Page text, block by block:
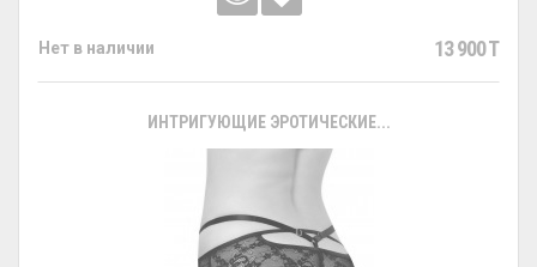
Нет в наличии 13 900 T
ИНТРИГУЮЩИЕ ЭРОТИЧЕСКИЕ...